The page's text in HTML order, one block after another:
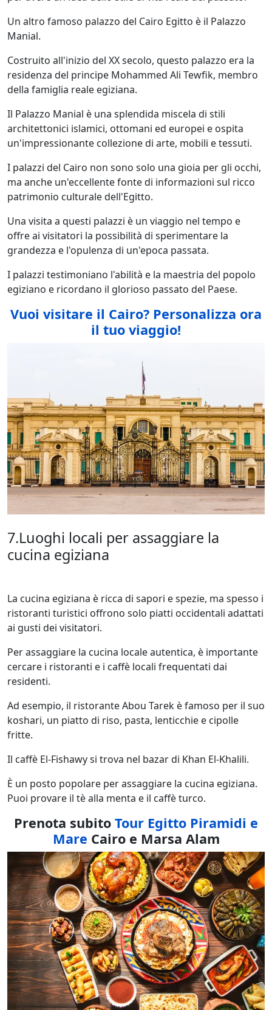
Un altro famoso palazzo del Cairo Egitto è il Palazzo
Manial.
Costruito all'inizio del XX secolo, questo palazzo era la
residenza del principe Mohammed Ali Tewfik, membro
della famiglia reale egiziana.
Il Palazzo Manial è una splendida miscela di stili
architettonici islamici, ottomani ed europei e ospita
un'impressionante collezione di arte, mobili e tessuti.
I palazzi del Cairo non sono solo una gioia per gli occhi,
ma anche un'eccellente fonte di informazioni sul ricco
patrimonio culturale dell'Egitto.
Una visita a questi palazzi è un viaggio nel tempo e
offre ai visitatori la possibilità di sperimentare la
grandezza e l'opulenza di un'epoca passata.
I palazzi testimoniano l'abilità e la maestria del popolo
egiziano e ricordano il glorioso passato del Paese.
Vuoi visitare il Cairo? Personalizza ora
il tuo viaggio!
7.Luoghi locali per assaggiare la
cucina egiziana
La cucina egiziana è ricca di sapori e spezie, ma spesso i
ristoranti turistici offrono solo piatti occidentali adattati
ai gusti dei visitatori.
Per assaggiare la cucina locale autentica, è importante
cercare i ristoranti e i caffè locali frequentati dai
residenti.
Ad esempio, il ristorante Abou Tarek è famoso per il suo
koshari, un piatto di riso, pasta, lenticchie e cipolle
fritte.
Il caffè El-Fishawy si trova nel bazar di Khan El-Khalili.
È un posto popolare per assaggiare la cucina egiziana.
Puoi provare il tè alla menta e il caffè turco.
Prenota subito Tour Egitto Piramidi e
Mare Cairo e Marsa Alam